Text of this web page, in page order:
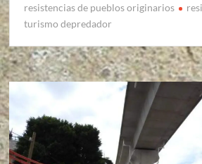
resistencias de pueblos originarios
turismo depredador